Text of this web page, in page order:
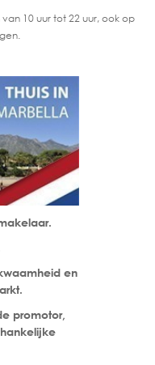
10 uur tot 22 uur, ook op
en
promotor,